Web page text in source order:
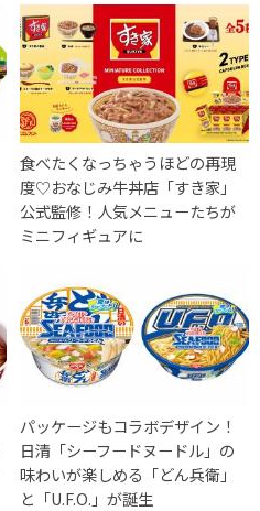
食べたくなっちゃうほどの再現
度♡おなじみ牛丼店「すき家」
公式監修！人気メニューたちが
ミニフィギュアに
パッケージもコラボデザイン！
日清「シーフードヌードル」の
味わいが楽しめる「どん兵衛」
と「U.F.O.」が誕生